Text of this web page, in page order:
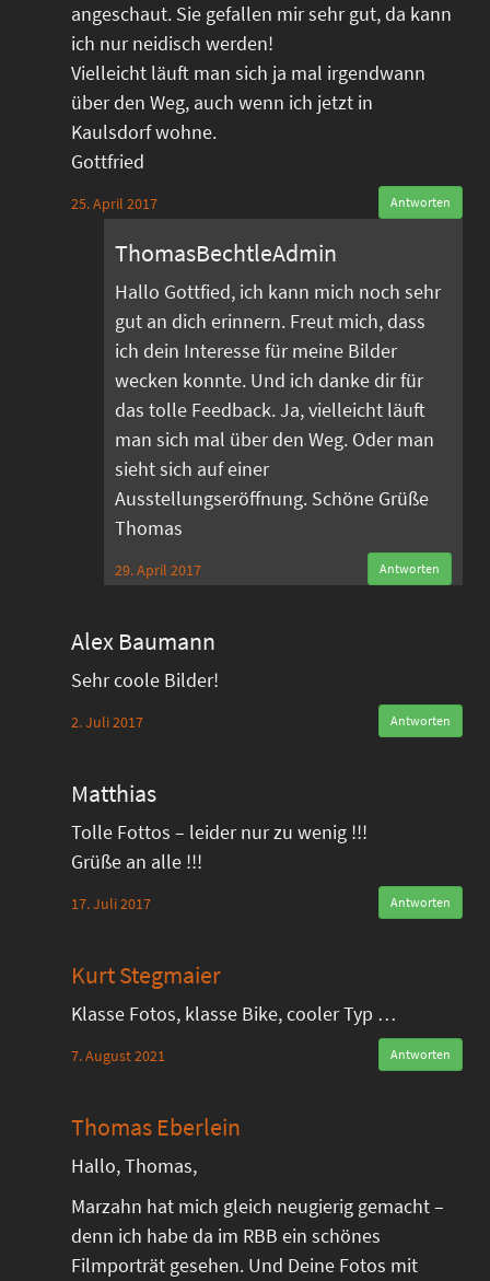
angeschaut. Sie gefallen mir sehr gut, da kann
ich nur neidisch werden!
Vielleicht läuft man sich ja mal irgendwann
über den Weg, auch wenn ich jetzt in
Kaulsdorf wohne.
Gottfried
25. April 2017 Antworten
ThomasBechtleAdmin
Hallo Gottfied, ich kann mich noch sehr
gut an dich erinnern. Freut mich, dass
ich dein Interesse für meine Bilder
wecken konnte. Und ich danke dir für
das tolle Feedback. Ja, vielleicht läuft
man sich mal über den Weg. Oder man
sieht sich auf einer
Ausstellungseröffnung. Schöne Grüße
Thomas
29. April 2017 Antworten
Alex Baumann
Sehr coole Bilder!
2. Juli 2017 Antworten
Matthias
Tolle Fottos – leider nur zu wenig !!!
Grüße an alle !!!
17. Juli 2017 Antworten
Kurt Stegmaier
Klasse Fotos, klasse Bike, cooler Typ …
7. August 2021 Antworten
Thomas Eberlein
Hallo, Thomas,
Marzahn hat mich gleich neugierig gemacht –
denn ich habe da im RBB ein schönes
Filmporträt gesehen. Und Deine Fotos mit